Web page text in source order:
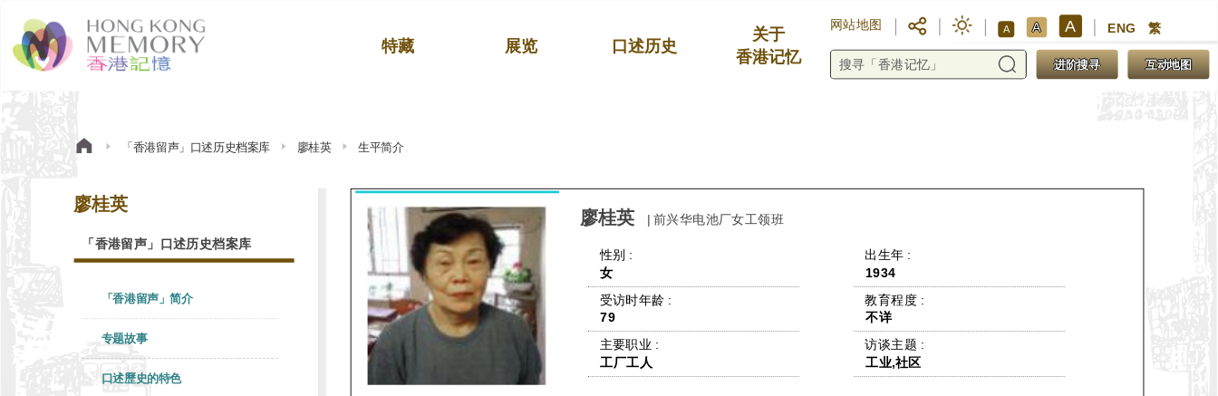
特藏 展览 口述历史
关于
香港记忆
网站地图 A A A ENG 繁
进阶搜寻 互动地图
「香港留声」口述历史档案库 廖桂英 生平简介
廖桂英
「香港留声」口述历史档案库
「香港留声」简介
专题故事
口述歷史的特色
廖桂英 | 前兴华电池厂女工领班
性别 :
女
受访时年龄 :
79
主要职业 :
工厂工人
出生年 :
1934
教育程度 :
不详
访谈主题 :
工业,社区